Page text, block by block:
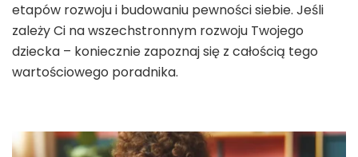
etapów rozwoju i budowaniu pewności siebie. Jeśli
zależy Ci na wszechstronnym rozwoju Twojego
dziecka – koniecznie zapoznaj się z całością tego
wartościowego poradnika.